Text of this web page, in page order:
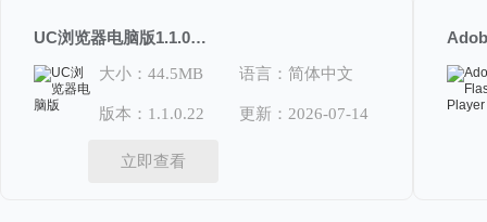
UC浏览器电脑版1.1.0.22
大小：44.5MB 语言：简体中文
版本：1.1.0.22 更新：2026-07-14
立即查看